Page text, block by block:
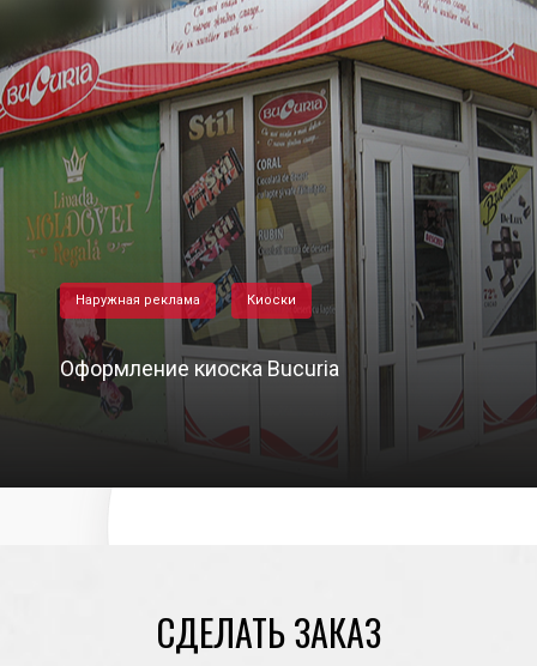
Наружная реклама Киоски
Оформление киоска Bucuria
СДЕЛАТЬ ЗАКАЗ